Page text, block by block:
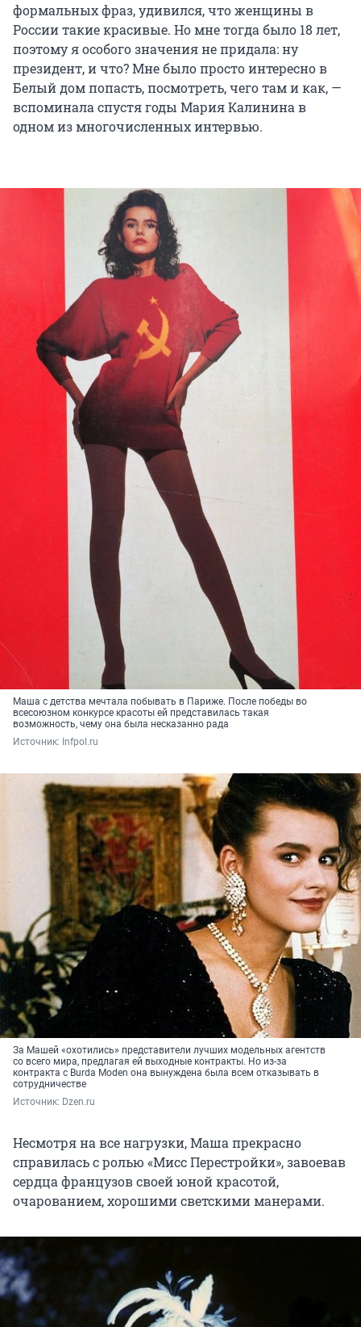
формальных фраз, удивился, что женщины в
России такие красивые. Но мне тогда было 18 лет,
поэтому я особого значения не придала: ну
президент, и что? Мне было просто интересно в
Белый дом попасть, посмотреть, чего там и как, —
вспоминала спустя годы Мария Калинина в
одном из многочисленных интервью.
Маша с детства мечтала побывать в Париже. После победы во
всесоюзном конкурсе красоты ей представилась такая
возможность, чему она была несказанно рада
Источник: Infpol.ru
За Машей «охотились» представители лучших модельных агентств
со всего мира, предлагая ей выходные контракты. Но из-за
контракта с Burda Moden она вынуждена была всем отказывать в
сотрудничестве
Источник: Dzen.ru
Несмотря на все нагрузки, Маша прекрасно
справилась с ролью «Мисс Перестройки», завоевав
сердца французов своей юной красотой,
очарованием, хорошими светскими манерами.